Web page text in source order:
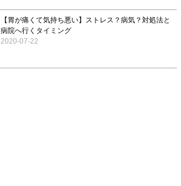
【胃が痛くて気持ち悪い】ストレス？病気？対処法と
病院へ行くタイミング
2020-07-22